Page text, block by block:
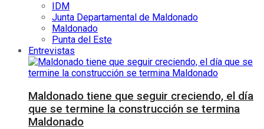
IDM
Junta Departamental de Maldonado
Maldonado
Punta del Este
Entrevistas
Maldonado tiene que seguir creciendo, el día
que se termine la construcción se termina
Maldonado